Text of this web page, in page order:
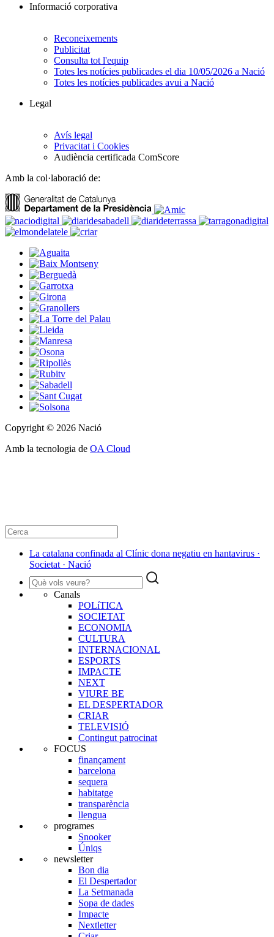
Informació corporativa
Reconeixements
Publicitat
Consulta tot l'equip
Totes les notícies publicades el dia 10/05/2026 a Nació
Totes les notícies publicades avui a Nació
Legal
Avís legal
Privacitat i Cookies
Audiència certificada ComScore
Amb la col·laboració de:
Copyright © 2026 Nació
Amb la tecnologia de OA Cloud
La catalana confinada al Clínic dona negatiu en hantavirus ·
Societat · Nació
Canals
POLíTICA
SOCIETAT
ECONOMIA
CULTURA
INTERNACIONAL
ESPORTS
IMPACTE
NEXT
VIURE BE
EL DESPERTADOR
CRIAR
TELEVISIÓ
Contingut patrocinat
FOCUS
finançament
barcelona
sequera
habitatge
transparència
llengua
programes
Snooker
Úniqs
newsletter
Bon dia
El Despertador
La Setmanada
Sopa de dades
Impacte
Nextletter